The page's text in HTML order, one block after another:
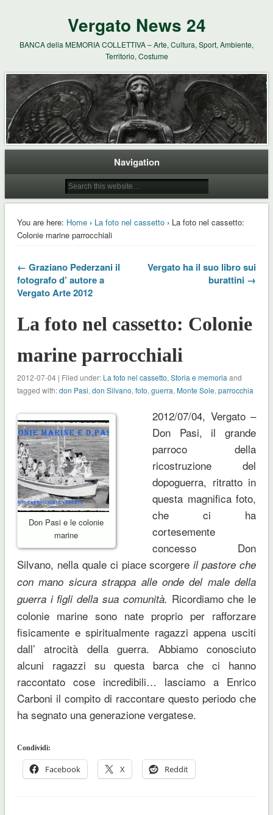
Vergato News 24
BANCA della MEMORIA COLLETTIVA – Arte, Cultura, Sport, Ambiente,
Territorio, Costume
Navigation
You are here: Home› La foto nel cassetto› La foto nel cassetto:
Colonie marine parrocchiali
← Graziano Pederzani il
fotografo d’ autore a
Vergato Arte 2012
Vergato ha il suo libro sui
burattini →
La foto nel cassetto: Colonie
marine parrocchiali
2012-07-04 | Filed under: La foto nel cassetto, Storia e memoria and
tagged with:don Pasi, don Silvano, foto, guerra, Monte Sole, parrocchia
Don Pasi e le colonie
marine
2012/07/04, Vergato –
Don Pasi, il grande
parroco della
ricostruzione del
dopoguerra, ritratto in
questa magnifica foto,
che ci ha
cortesemente
concesso Don
Silvano, nella quale ci piace scorgereil pastore che
con mano sicura strappa alle onde del male della
guerra i figli della sua comunità. Ricordiamo che le
colonie marine sono nate proprio per rafforzare
fisicamente e spiritualmente ragazzi appena usciti
dall’ atrocità della guerra. Abbiamo conosciuto
alcuni ragazzi su questa barca che ci hanno
raccontato cose incredibili… lasciamo a Enrico
Carboni il compito di raccontare questo periodo che
ha segnato una generazione vergatese.
Condividi:
Facebook X Reddit